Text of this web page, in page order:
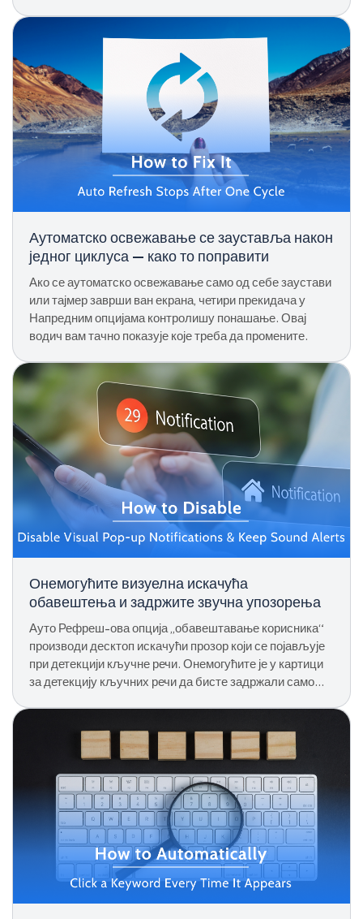
Аутоматско освежавање се зауставља након
једног циклуса — како то поправити
Ако се аутоматско освежавање само од себе заустави
или тајмер заврши ван екрана, четири прекидача у
Напредним опцијама контролишу понашање. Овај
водич вам тачно показује које треба да промените.
Онемогућите визуелна искачућа
обавештења и задржите звучна упозорења
Ауто Рефреш-ова опција „обавештавање корисника“
производи десктоп искачући прозор који се појављује
при детекцији кључне речи. Онемогућите је у картици
за детекцију кључних речи да бисте задржали само